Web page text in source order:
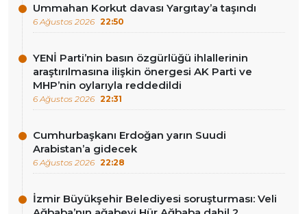
Ummahan Korkut davası Yargıtay’a taşındı
6 Ağustos 2026 22:50
YENİ Parti’nin basın özgürlüğü ihlallerinin
araştırılmasına ilişkin önergesi AK Parti ve
MHP’nin oylarıyla reddedildi
6 Ağustos 2026 22:31
Cumhurbaşkanı Erdoğan yarın Suudi
Arabistan’a gidecek
6 Ağustos 2026 22:28
İzmir Büyükşehir Belediyesi soruşturması: Veli